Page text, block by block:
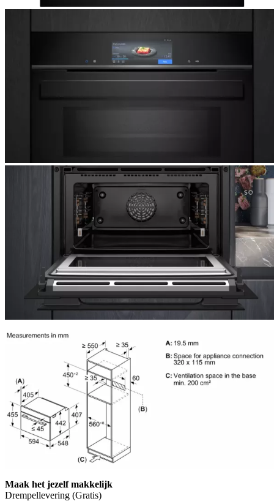
Maak het jezelf makkelijk
Drempellevering (Gratis)